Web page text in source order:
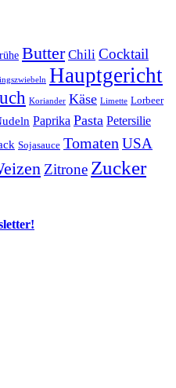
Butter Chili Cocktail
Hauptgericht
Koriander Käse Limette Lorbeer
Paprika Pasta Petersilie
Sojasauce Tomaten USA
Zitrone Zucker